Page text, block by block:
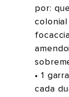
por:
• 1
cada